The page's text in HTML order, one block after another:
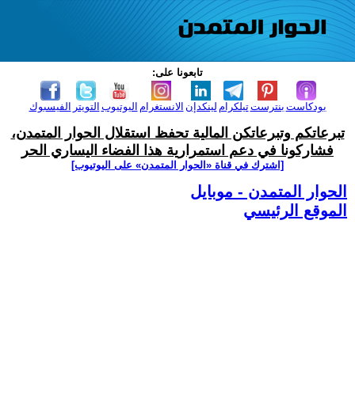
تابعونا على:
الفيسبوك التويتر اليوتيوب الانستغرام لينكدإن تيلكرامبنترست بودكاست
تبرعاتكم وتبرعاتكن المالية تحفظ استقلال الحوار المتمدن،
فشاركونا في دعم استمرارية هذا الفضاء اليساري الحر
[اشترك في قناة ‫«الحوار المتمدن» على اليوتيوب]
الحوار المتمدن - موبايل
الموقع الرئيسي